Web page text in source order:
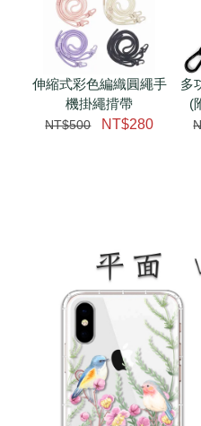
加購配件包折 $𝟯𝟬
視化妝包
NT$ 129
NT$ 159
+NT$
NT$
伸縮式彩色編織圓繩手
機掛繩揹帶
NT$500 NT$280
多
(